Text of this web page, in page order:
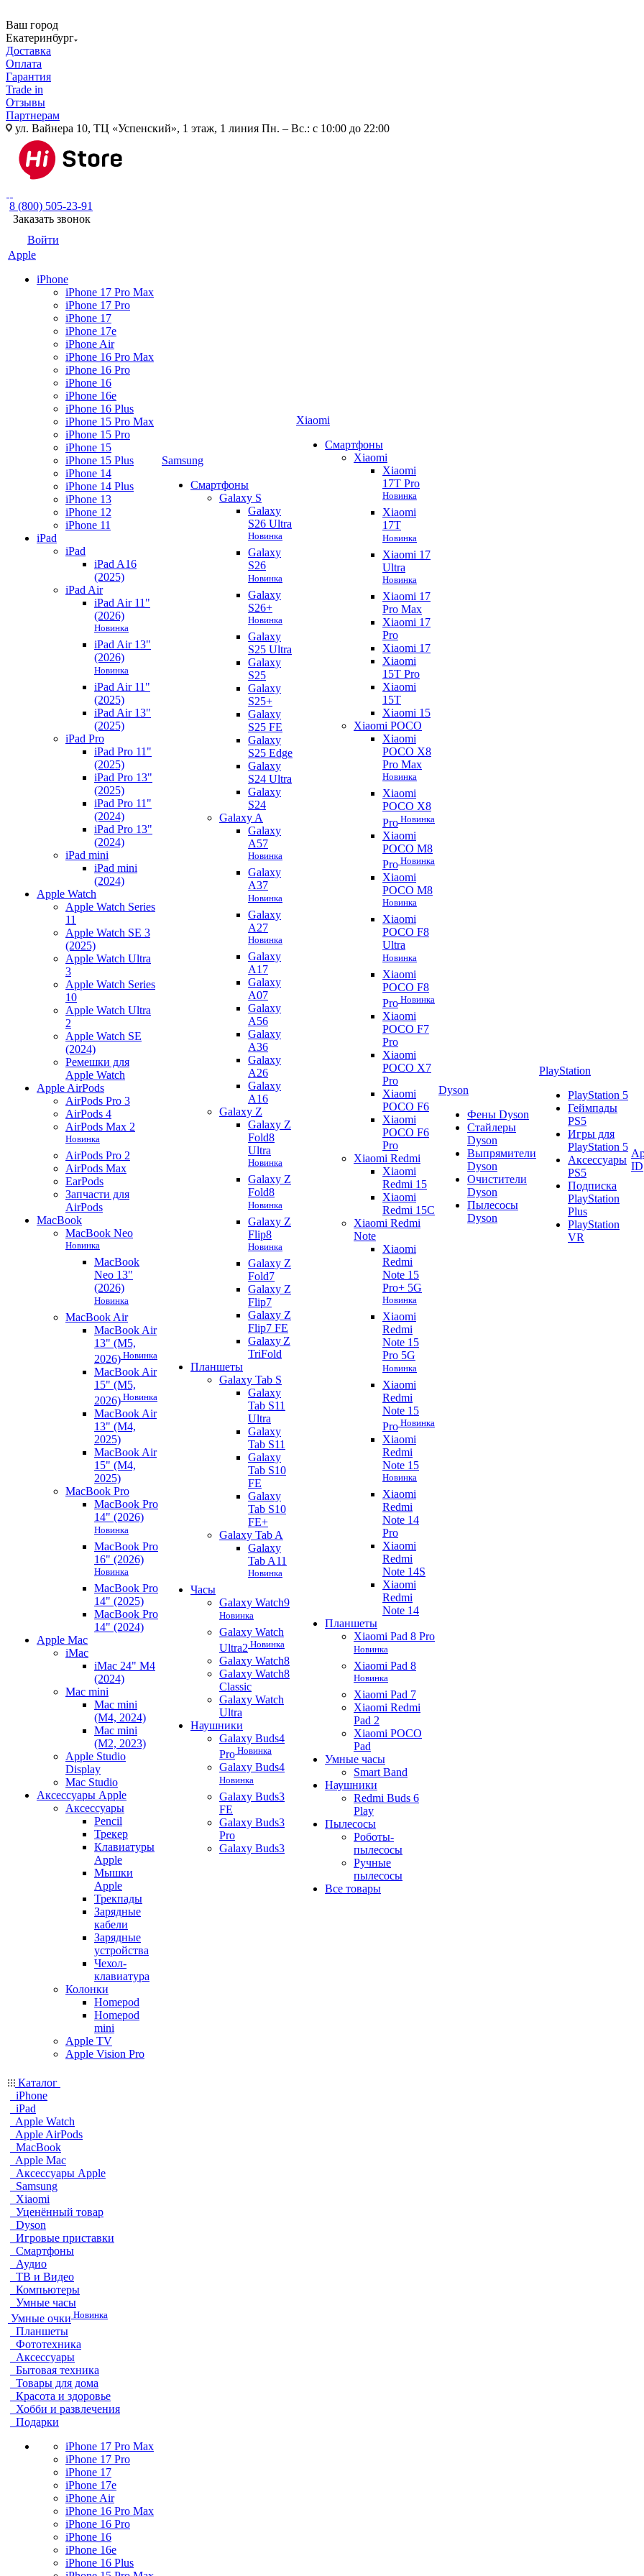
Ваш город
Екатеринбург
Доставка
Оплата
Гарантия
Trade in
Отзывы
Партнерам
ул. Вайнера 10, ТЦ «Успенский», 1 этаж, 1 линия Пн. – Вс.: с 10:00 до 22:00
8 (800) 505-23-91
Заказать звонок
Войти
Apple
iPhone
iPhone 17 Pro Max
iPhone 17 Pro
iPhone 17
iPhone 17e
iPhone Air
iPhone 16 Pro Max
iPhone 16 Pro
iPhone 16
iPhone 16e
iPhone 16 Plus
iPhone 15 Pro Max
iPhone 15 Pro
iPhone 15
iPhone 15 Plus
iPhone 14
iPhone 14 Plus
iPhone 13
iPhone 12
iPhone 11
iPad
iPad
iPad A16
(2025)
iPad Air
iPad Air 11"
(2026)
Новинка
iPad Air 13"
(2026)
Новинка
iPad Air 11"
(2025)
iPad Air 13"
(2025)
iPad Pro
iPad Pro 11"
(2025)
iPad Pro 13"
(2025)
iPad Pro 11"
(2024)
iPad Pro 13"
(2024)
iPad mini
iPad mini
(2024)
Apple Watch
Apple Watch Series
11
Apple Watch SE 3
(2025)
Apple Watch Ultra
3
Apple Watch Series
10
Apple Watch Ultra
2
Apple Watch SE
(2024)
Ремешки для
Apple Watch
Apple AirPods
AirPods Pro 3
AirPods 4
AirPods Max 2
Новинка
AirPods Pro 2
AirPods Max
EarPods
Запчасти для
AirPods
MacBook
MacBook Neo
Новинка
MacBook
Neo 13"
(2026)
Новинка
MacBook Air
MacBook Air
13" (M5,
2026) Новинка
MacBook Air
15" (M5,
2026) Новинка
MacBook Air
13" (M4,
2025)
MacBook Air
15" (M4,
2025)
MacBook Pro
MacBook Pro
14" (2026)
Новинка
MacBook Pro
16" (2026)
Новинка
MacBook Pro
14" (2025)
MacBook Pro
14" (2024)
Apple Mac
iMac
iMac 24" M4
(2024)
Mac mini
Mac mini
(M4, 2024)
Mac mini
(M2, 2023)
Apple Studio
Display
Mac Studio
Аксессуары Apple
Аксессуары
Pencil
Трекер
Клавиатуры
Apple
Мышки
Apple
Трекпады
Зарядные
кабели
Зарядные
устройства
Чехол-
клавиатура
Колонки
Homepod
Homepod
mini
Apple TV
Apple Vision Pro
Samsung
Смартфоны
Galaxy S
Galaxy
S26 Ultra
Новинка
Galaxy
S26
Новинка
Galaxy
S26+
Новинка
Galaxy
S25 Ultra
Galaxy
S25
Galaxy
S25+
Galaxy
S25 FE
Galaxy
S25 Edge
Galaxy
S24 Ultra
Galaxy
S24
Galaxy A
Galaxy
A57
Новинка
Galaxy
A37
Новинка
Galaxy
A27
Новинка
Galaxy
A17
Galaxy
A07
Galaxy
A56
Galaxy
A36
Galaxy
A26
Galaxy
A16
Galaxy Z
Galaxy Z
Fold8
Ultra
Новинка
Galaxy Z
Fold8
Новинка
Galaxy Z
Flip8
Новинка
Galaxy Z
Fold7
Galaxy Z
Flip7
Galaxy Z
Flip7 FE
Galaxy Z
TriFold
Планшеты
Galaxy Tab S
Galaxy
Tab S11
Ultra
Galaxy
Tab S11
Galaxy
Tab S10
FE
Galaxy
Tab S10
FE+
Galaxy Tab A
Galaxy
Tab A11
Новинка
Часы
Galaxy Watch9
Новинка
Galaxy Watch
Ultra2 Новинка
Galaxy Watch8
Galaxy Watch8
Classic
Galaxy Watch
Ultra
Наушники
Galaxy Buds4
Pro Новинка
Galaxy Buds4
Новинка
Galaxy Buds3
FE
Galaxy Buds3
Pro
Galaxy Buds3
Xiaomi
Смартфоны
Xiaomi
Xiaomi
17T Pro
Новинка
Xiaomi
17T
Новинка
Xiaomi 17
Ultra
Новинка
Xiaomi 17
Pro Max
Xiaomi 17
Pro
Xiaomi 17
Xiaomi
15T Pro
Xiaomi
15T
Xiaomi 15
Xiaomi POCO
Xiaomi
POCO X8
Pro Max
Новинка
Xiaomi
POCO X8
Pro Новинка
Xiaomi
POCO M8
Pro Новинка
Xiaomi
POCO M8
Новинка
Xiaomi
POCO F8
Ultra
Новинка
Xiaomi
POCO F8
Pro Новинка
Xiaomi
POCO F7
Pro
Xiaomi
POCO X7
Pro
Xiaomi
POCO F6
Xiaomi
POCO F6
Pro
Xiaomi Redmi
Xiaomi
Redmi 15
Xiaomi
Redmi 15C
Xiaomi Redmi
Note
Xiaomi
Redmi
Note 15
Pro+ 5G
Новинка
Xiaomi
Redmi
Note 15
Pro 5G
Новинка
Xiaomi
Redmi
Note 15
Pro Новинка
Xiaomi
Redmi
Note 15
Новинка
Xiaomi
Redmi
Note 14
Pro
Xiaomi
Redmi
Note 14S
Xiaomi
Redmi
Note 14
Планшеты
Xiaomi Pad 8 Pro
Новинка
Xiaomi Pad 8
Новинка
Xiaomi Pad 7
Xiaomi Redmi
Pad 2
Xiaomi POCO
Pad
Умные часы
Smart Band
Наушники
Redmi Buds 6
Play
Пылесосы
Роботы-
пылесосы
Ручные
пылесосы
Все товары
Dyson
Фены Dyson
Стайлеры
Dyson
Выпрямители
Dyson
Очистители
Dyson
Пылесосы
Dyson
PlayStation
PlayStation 5
Геймпады
PS5
Игры для
PlayStation 5
Аксессуары
PS5
Подписка
PlayStation
Plus
PlayStation
VR
ID
Каталог
iPhone
iPad
Apple Watch
Apple AirPods
MacBook
Apple Mac
Аксессуары Apple
Samsung
Xiaomi
Уценённый товар
Dyson
Игровые приставки
Смартфоны
Аудио
ТВ и Видео
Компьютеры
Умные часы
Умные очки Новинка
Планшеты
Фототехника
Аксессуары
Бытовая техника
Товары для дома
Красота и здоровье
Хобби и развлечения
Подарки
iPhone 17 Pro Max
iPhone 17 Pro
iPhone 17
iPhone 17e
iPhone Air
iPhone 16 Pro Max
iPhone 16 Pro
iPhone 16
iPhone 16e
iPhone 16 Plus